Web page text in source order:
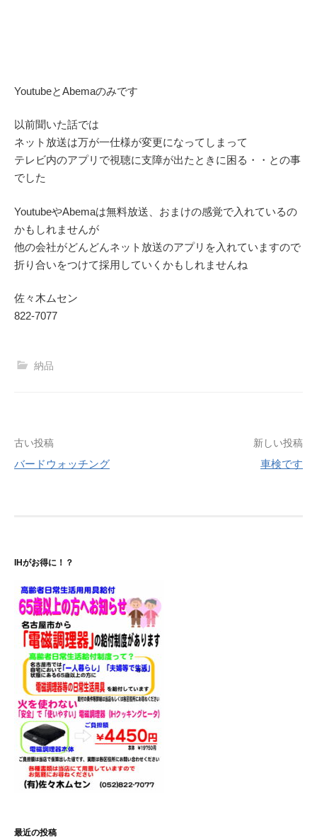
YoutubeとAbemaのみです
以前聞いた話では
ネット放送は万が一仕様が変更になってしまって
テレビ内のアプリで視聴に支障が出たときに困る・・との事
でした
YoutubeやAbemaは無料放送、おまけの感覚で入れているの
かもしれませんが
他の会社がどんどんネット放送のアプリを入れていますので
折り合いをつけて採用していくかもしれませんね
佐々木ムセン
822-7077
納品
投
稿
シ
ョ
ン
古い投稿
バードウォッチング
新しい投稿
車検です
IHがお得に！？
最近の投稿